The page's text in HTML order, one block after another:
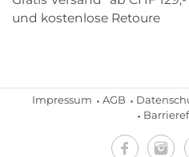
und kostenlose Retoure
Impressum AGB